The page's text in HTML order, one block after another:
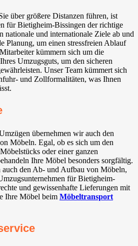
über größere Distanzen führen, ist
für Bietigheim-Bissingen⁠ der richtige
nationale und internationale Ziele ab und
Planung, um einen stressfreien Ablauf
kümmern sich um die
Umzugsguts, um den sicheren
Unser Team kümmert sich
und Zollformalitäten, was Ihnen
übernehmen wir auch den
Möbeln. Egal, ob es sich um den
oder einer ganzen
Ihre Möbel besonders sorgfältig.
auch den Ab- und Aufbau von Möbeln,
für Bietigheim-
und gewissenhafte Lieferungen mit
Ihre Möbel beim Möbeltransport